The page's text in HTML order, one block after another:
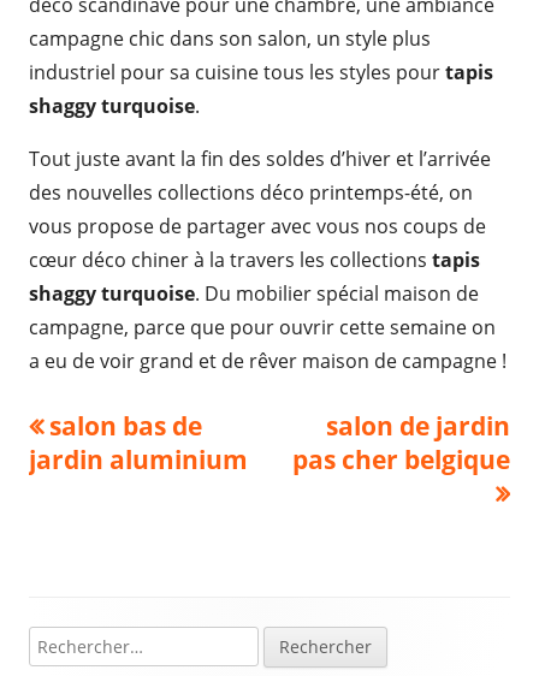
campagne chic dans son salon, un style plus
industriel pour sa cuisine tous les styles pourtapis
shaggy turquoise.
Tout juste avant la fin des soldes d’hiver et l’arrivée
des nouvelles collections déco printemps-été, on
vous propose de partager avec vous nos coups de
cœur déco chiner à la travers les collections tapis
shaggy turquoise. Du mobilier spécial maison de
campagne, parce que pour ouvrir cette semaine on
a eu de voir grand et de rêver maison de campagne !
Navigation
de
Previous
article:
salon bas de
jardin aluminium
Next
article:
salon de jardin
pas cher belgique
Colonne
e